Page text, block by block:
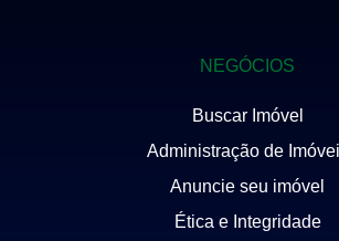
NEGÓCIOS
Buscar Imóvel
Administração de
Anuncie seu imóvel
Ética e Integridade